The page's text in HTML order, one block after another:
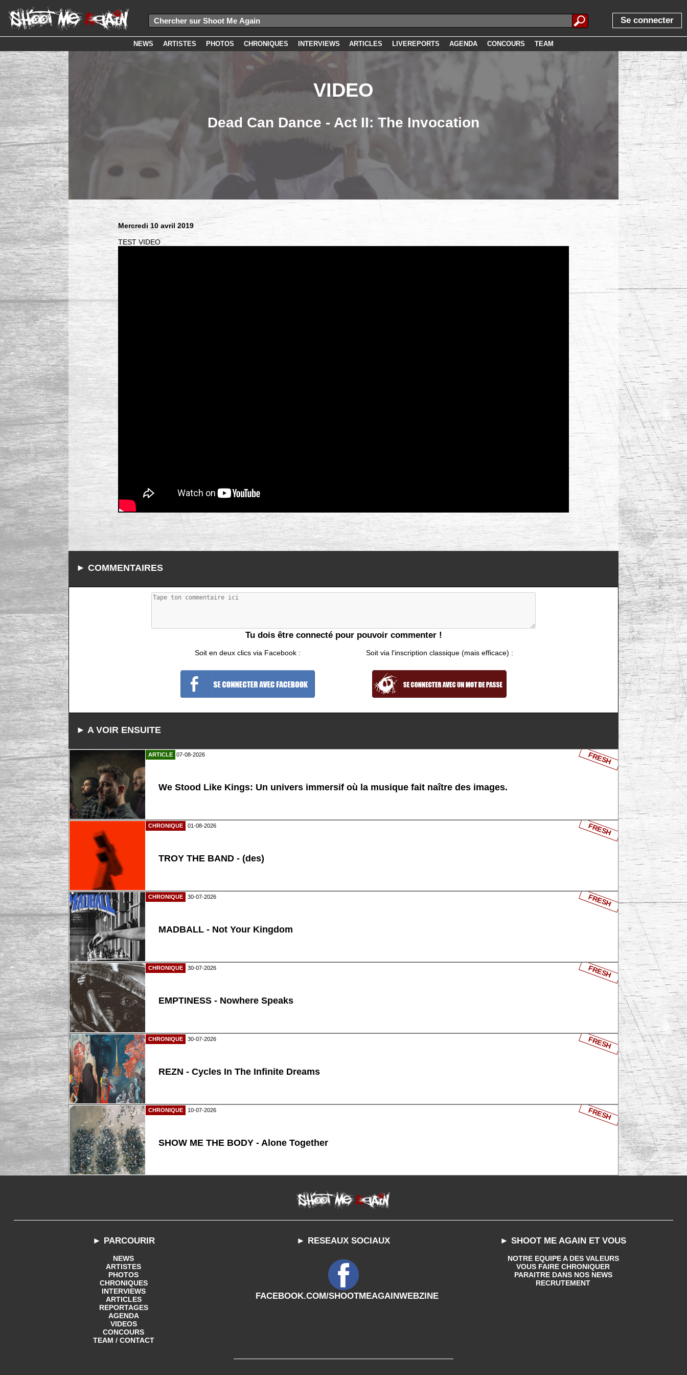
Se connecter
NEWS ARTISTES PHOTOS CHRONIQUES INTERVIEWS ARTICLES LIVEREPORTS AGENDA CONCOURS TEAM
VIDEO
Dead Can Dance - Act II: The Invocation
Mercredi 10 avril 2019
TEST VIDEO
► COMMENTAIRES
Tu dois être connecté pour pouvoir commenter !
Soit en deux clics via Facebook : Soit via l'inscription classique (mais efficace) :
► A VOIR ENSUITE
ARTICLE 07-08-2026
We Stood Like Kings: Un univers immersif où la musique fait naître des images.
FRESH
CHRONIQUE 01-08-2026
TROY THE BAND - (des)
FRESH
CHRONIQUE 30-07-2026
MADBALL - Not Your Kingdom
FRESH
CHRONIQUE 30-07-2026
EMPTINESS - Nowhere Speaks
FRESH
CHRONIQUE 30-07-2026
REZN - Cycles In The Infinite Dreams
FRESH
CHRONIQUE 10-07-2026
SHOW ME THE BODY - Alone Together
FRESH
► PARCOURIR
NEWS
ARTISTES
PHOTOS
CHRONIQUES
INTERVIEWS
ARTICLES
REPORTAGES
AGENDA
VIDEOS
CONCOURS
TEAM / CONTACT
► RESEAUX SOCIAUX
FACEBOOK.COM/SHOOTMEAGAINWEBZINE
► SHOOT ME AGAIN ET VOUS
NOTRE EQUIPE A DES VALEURS
VOUS FAIRE CHRONIQUER
PARAITRE DANS NOS NEWS
RECRUTEMENT